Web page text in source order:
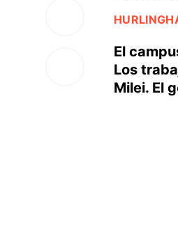
El
Los
Milei. El